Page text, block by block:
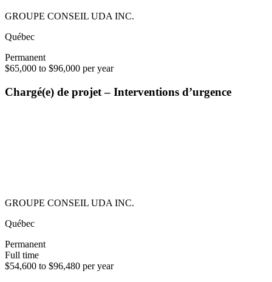
GROUPE CONSEIL UDA INC.
Québec
Permanent
$65,000 to $96,000 per year
Chargé(e) de projet – Interventions d’urgence
GROUPE CONSEIL UDA INC.
Québec
Permanent
Full time
$54,600 to $96,480 per year